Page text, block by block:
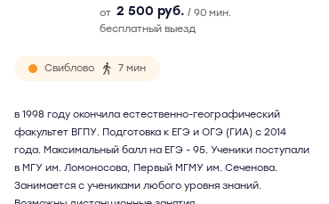
от 2 500 руб. / 90 мин.
бесплатный выезд
Свиблово 7 мин
в 1998 году окончила естественно-географический
факультет ВГПУ. Подготовка к ЕГЭ и ОГЭ (ГИА) с 2014
года. Максимальный балл на ЕГЭ - 95. Ученики поступали
в МГУ им. Ломоносова, Первый МГМУ им. Сеченова.
Занимается с учениками любого уровня знаний.